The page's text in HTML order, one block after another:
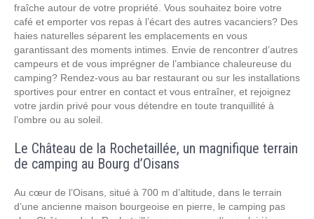
fraîche autour de votre propriété. Vous souhaitez boire votre
café et emporter vos repas à l’écart des autres vacanciers? Des
haies naturelles séparent les emplacements en vous
garantissant des moments intimes. Envie de rencontrer d’autres
campeurs et de vous imprégner de l’ambiance chaleureuse du
camping? Rendez-vous au bar restaurant ou sur les installations
sportives pour entrer en contact et vous entraîner, et rejoignez
votre jardin privé pour vous détendre en toute tranquillité à
l’ombre ou au soleil.
Le Château de la Rochetaillée, un magnifique terrain
de camping au Bourg d’Oisans
Au cœur de l’Oisans, situé à 700 m d’altitude, dans le terrain
d’une ancienne maison bourgeoise en pierre, le camping pas